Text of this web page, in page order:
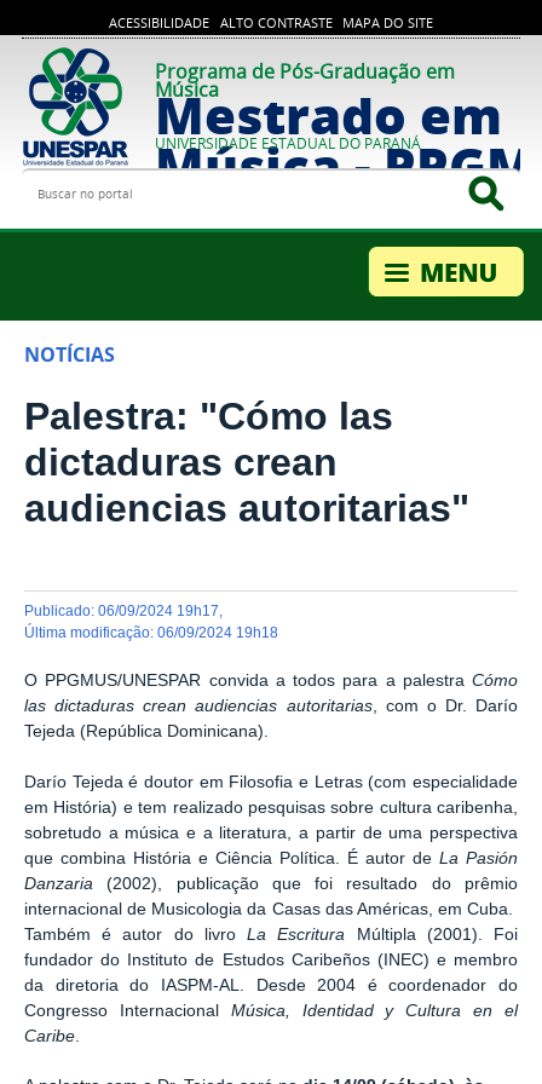
ACESSIBILIDADE ALTO CONTRASTE MAPA DO SITE
Programa de Pós-Graduação em
Música
Mestrado em
Música -
UNIVERSIDADE ESTADUAL DO PARANÁ
Buscar no portal
NOTÍCIAS
Palestra: "Cómo las
dictaduras crean
audiencias autoritarias"
publicado: 06/09/2024 19h17
última modificação: 06/09/2024 19h18
O PPGMUS/UNESPAR convida a todos para a palestra Cómo
las dictaduras crean audiencias autoritarias, com o Dr. Darío
Tejeda (República Dominicana).
Darío Tejeda é doutor em Filosofia e Letras (com especialidade
em História) e tem realizado pesquisas sobre cultura caribenha,
sobretudo a música e a literatura, a partir de uma perspectiva
que combina História e Ciência Política. É autor de La Pasión
Danzaria (2002), publicação que foi resultado do prêmio
internacional de Musicologia da Casas das Américas, em Cuba.
Também é autor do livroLa Escritura
Múltipla (2001). Foi
fundador do Instituto de Estudos Caribeños (INEC) e membro
da diretoria do IASPM-AL. Desde 2004 é coordenador do
Congresso Internacional Música, Identidad y Cultura en el
Caribe